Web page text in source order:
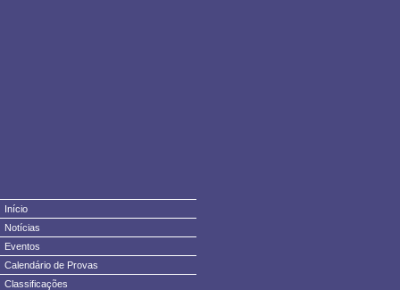
Início
Notícias
Eventos
Calendário de Provas
Classificações